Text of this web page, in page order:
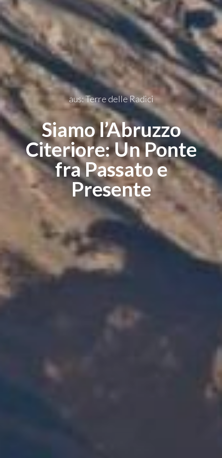
aus: Terre delle Radici
Siamo l’Abruzzo
Citeriore: Un Ponte
fra Passato e
Presente